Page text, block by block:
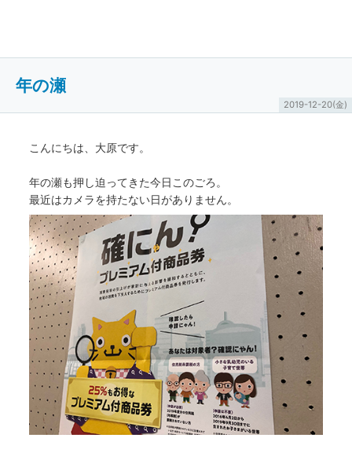
年の瀬
2019-12-20(金)
こんにちは、大原です。
年の瀬も押し迫ってきた今日このごろ。
最近はカメラを持たない日がありません。